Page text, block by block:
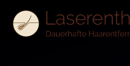
Inhalt
springen